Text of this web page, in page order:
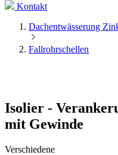
Kontakt
Dachentwässerung
Fallrohrschellen
Isolier -
mit Gewinde
Verschiedene